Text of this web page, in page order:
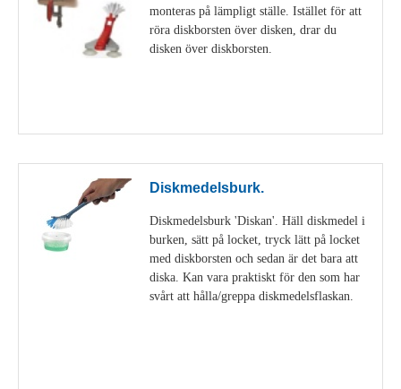
monteras på lämpligt ställe. Istället för att
röra diskborsten över disken, drar du
disken över diskborsten.
Diskmedelsburk.
Diskmedelsburk 'Diskan'. Häll diskmedel i
burken, sätt på locket, tryck lätt på locket
med diskborsten och sedan är det bara att
diska. Kan vara praktiskt för den som har
svårt att hålla/greppa diskmedelsflaskan.